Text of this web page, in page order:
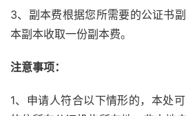
3、副本费根据您所需要的公证书
本副本收取一份副本费。
注意事项：
1、申请人符合以下情形的，本处